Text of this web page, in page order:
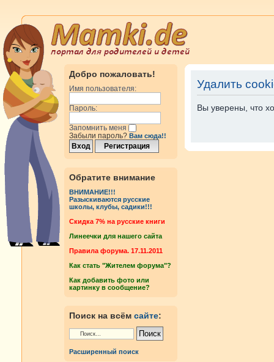
Добро пожаловать!
Имя пользователя:
Пароль:
Запомнить меня
Забыли пароль? Вам сюда!!
Обратите внимание
ВНИМАНИЕ!!!
Разыскиваются русские
школы, клубы, садики!!!
Cкидка 7% на русские книги
Линеечки для нашего сайта
Правила форума. 17.11.2011
Как стать "Жителем форума"?
Как добавить фото или
картинку в сообщение?
Поиск на всём сайте:
Расширенный поиск
Удалить
Вы уверены, что